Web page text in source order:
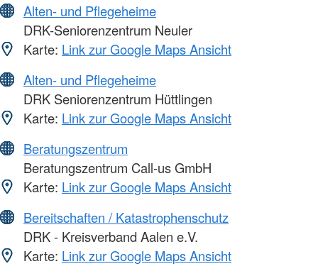
Alten- und Pflegeheime
DRK-Seniorenzentrum Neuler
Karte: Link zur Google Maps Ansicht
Alten- und Pflegeheime
DRK Seniorenzentrum Hüttlingen
Karte: Link zur Google Maps Ansicht
Beratungszentrum
Beratungszentrum Call-us GmbH
Karte: Link zur Google Maps Ansicht
Bereitschaften / Katastrophenschutz
DRK - Kreisverband Aalen e.V.
Karte: Link zur Google Maps Ansicht